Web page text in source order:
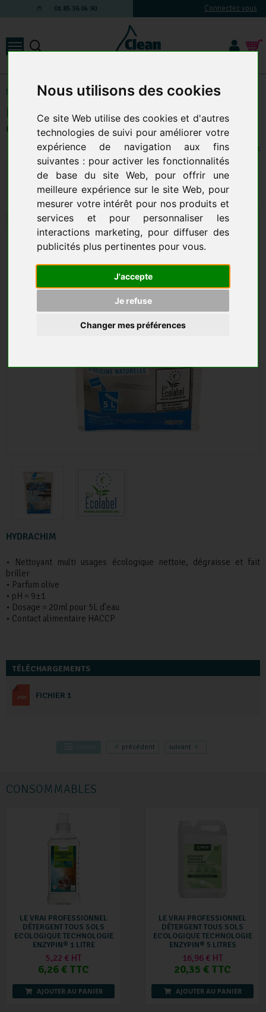
Nous utilisons des cookies
Ce site Web utilise des cookies et d'autres
technologies de suivi pour améliorer votre
expérience de navigation aux fins
suivantes : pour activer les fonctionnalités
de base du site Web, pour offrir une
meilleure expérience sur le site Web, pour
mesurer votre intérêt pour nos produits et
services et pour personnaliser les
interactions marketing, pour diffuser des
publicités plus pertinentes pour vous.
J'accepte
Je refuse
Changer mes préférences
01 85 36 04 90 Connectez vous
Produits d'entretien-Entretien des sols-Détergents sol
HYDRACHIM
• Nettoyant multi usages écologique nettoie, dégraisse et fait
briller
• Parfum olive
• pH = 9±1
• Dosage = 20ml pour 5L d’eau
• Contact alimentaire HACCP
Idegreen Nettoyant Multi-Usages/
Carton De 250 Dosettes De 20Ml
74 EN STOCK
:
33,90 € HT 40,68 € TTC
AJOUTER AU PANIER
TÉLÉCHARGEMENTS
FICHIER 1
précédent suivant
CONSOMMABLES
LE VRAI PROFESSIONNEL
DÉTERGENT TOUS SOLS
ECOLOGIQUE TECHNOLOGIE
ENZYPIN® 1 LITRE
5,22 € HT
6,26 € TTC
AJOUTER AU PANIER
LE VRAI PROFESSIONNEL
DÉTERGENT TOUS SOLS
ECOLOGIQUE TECHNOLOGIE
ENZYPIN® 5 LITRES
16,96 € HT
20,35 € TTC
AJOUTER AU PANIER